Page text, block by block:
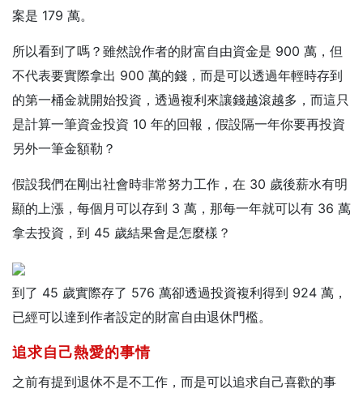
案是 179 萬。
所以看到了嗎？雖然說作者的財富自由資金是 900 萬，但
不代表要實際拿出 900 萬的錢，而是可以透過年輕時存到
的第一桶金就開始投資，透過複利來讓錢越滾越多，而這只
是計算一筆資金投資 10 年的回報，假設隔一年你要再投資
另外一筆金額勒？
假設我們在剛出社會時非常努力工作，在 30 歲後薪水有明
顯的上漲，每個月可以存到 3 萬，那每一年就可以有 36 萬
拿去投資，到 45 歲結果會是怎麼樣？
到了 45 歲實際存了 576 萬卻透過投資複利得到 924 萬，
已經可以達到作者設定的財富自由退休門檻。
追求自己熱愛的事情
之前有提到退休不是不工作，而是可以追求自己喜歡的事